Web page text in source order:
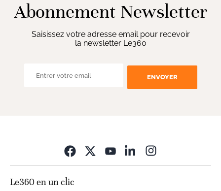
Abonnement Newsletter
Saisissez votre adresse email pour recevoir
la newsletter Le360
ENVOYER
Le360 en un clic